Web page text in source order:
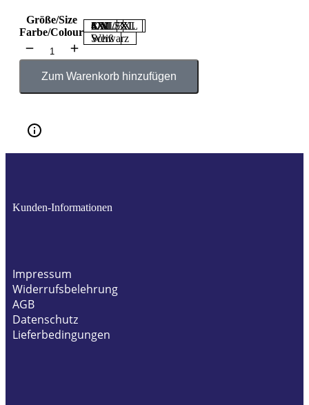
Größe/Size
S/M
L/XL
XXL/3XL
4XL/5XL
6XL/7XL
Farbe/Colour
Schwarz
Weiß
Zum Warenkorb hinzufügen
Kunden-Informationen
Impressum
Widerrufsbelehrung
AGB
Datenschutz
Lieferbedingungen